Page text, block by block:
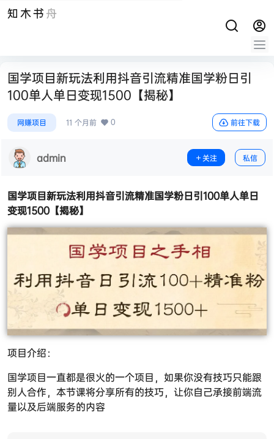
知木书舟
国学项目新玩法利用抖音引流精准国学粉日引
100单人单日变现1500【揭秘】
网赚项目 11 个月前 0 前往下载
admin 关注 私信
国学项目新玩法利用抖音引流精准国学粉日引100单人单日
变现1500【揭秘】
项目介绍：
国学项目一直都是很火的一个项目，如果你没有技巧只能跟
别人合作，本节课将分享所有的技巧，让你自己承接前端流
量以及后端服务的内容